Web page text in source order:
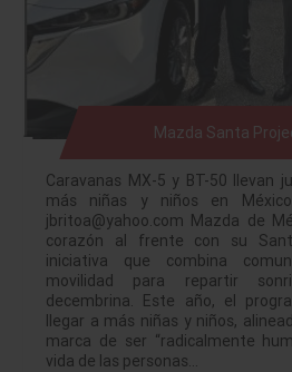
Mazda Santa
Caravanas MX-5 y BT-50 llevan
más niñas y niños en
jbritoa@yahoo.com Mazda de
corazón al frente con su
iniciativa que combina
movilidad para repartir
decembrina. Este año, el
llegar a más niñas y niños,
marca de ser “radicalmente
vida de las personas…